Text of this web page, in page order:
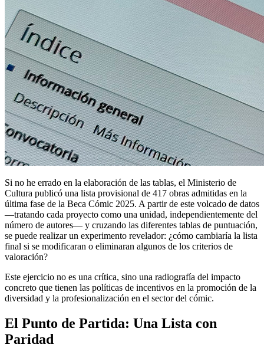
Si no he errado en la elaboración de las tablas, el Ministerio de
Cultura publicó una lista provisional de 417 obras admitidas en la
última fase de la Beca Cómic 2025. A partir de este volcado de datos
—tratando cada proyecto como una unidad, independientemente del
número de autores— y cruzando las diferentes tablas de puntuación,
se puede realizar un experimento revelador: ¿cómo cambiaría la lista
final si se modificaran o eliminaran algunos de los criterios de
valoración?
Este ejercicio no es una crítica, sino una radiografía del impacto
concreto que tienen las políticas de incentivos en la promoción de la
diversidad y la profesionalización en el sector del cómic.
El Punto de Partida: Una Lista con
Paridad